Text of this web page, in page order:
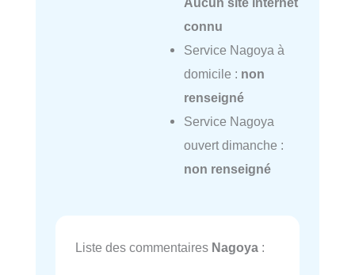
connu
Service Nagoya à
domicile : non
renseigné
Service Nagoya
ouvert dimanche :
non renseigné
Liste des commentaires Nagoya :